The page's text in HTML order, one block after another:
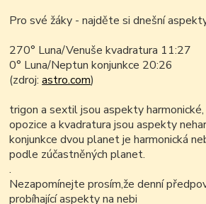
Pro své žáky - najděte si dnešní
270° Luna/Venuše kvadratura 11:27
0° Luna/Neptun konjunkce 20:26
(zdroj:astro.com)
trigon a sextil jsou aspekty harmonické,
opozice a kvadratura jsou aspekty
konjunkce dvou planet je harmonická
podle zúčastněných planet.
.
Nezapomínejte prosím,že denní
probíhající aspekty na nebi